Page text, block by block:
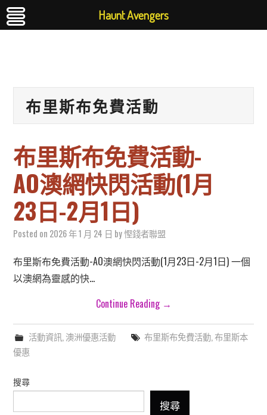
布里斯布免費活動
布里斯布免費活動-
AO澳網快閃活動(1月
23日-2月1日)
Posted on 2026 年 1 月 24 日 by慳錢者聯盟
布里斯布免費活動-AO澳網快閃活動(1月23日-2月1日) 一個
以澳網為靈感的快…
Continue Reading →
活動資訊 澳洲優惠活動 布里斯布免費活動, 布里斯本
優惠
搜尋
搜尋
Haunt Avengers